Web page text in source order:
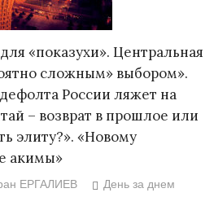
«показухи». Центральная
сложным» выбором».
России ляжет на
– возврат в прошлое или
элиту?». «Новому
акимы»
ЕРГАЛИЕВ
День за днем